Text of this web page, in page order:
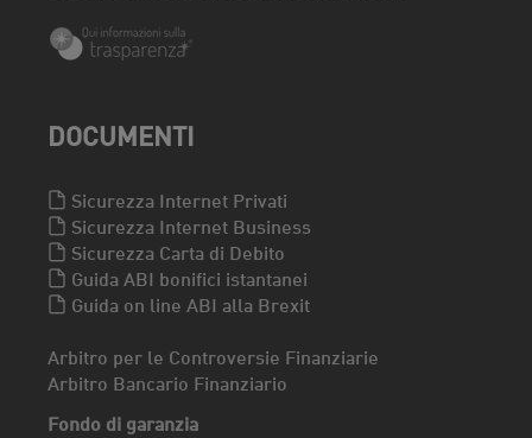
DOCUMENTI
Sicurezza Internet Privati
Sicurezza Internet Business
Sicurezza Carta di Debito
Guida ABI bonifici istantanei
Guida on line ABI alla Brexit
Arbitro per le Controversie Finanziarie
Arbitro Bancario Finanziario
Fondo di garanzia